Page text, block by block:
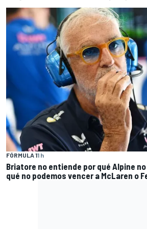
FÓRMULA 11 h
Briatore no entiende por qué Alpine
qué no podemos vencer a McLaren o